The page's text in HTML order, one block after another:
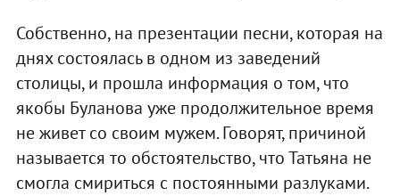
Собственно, на презентации песни, которая на
днях состоялась в одном из заведений
столицы, и прошла информация о том, что
якобы Буланова уже продолжительное время
не живет со своим мужем. Говорят, причиной
называется то обстоятельство, что Татьяна не
смогла смириться с постоянными разлуками.